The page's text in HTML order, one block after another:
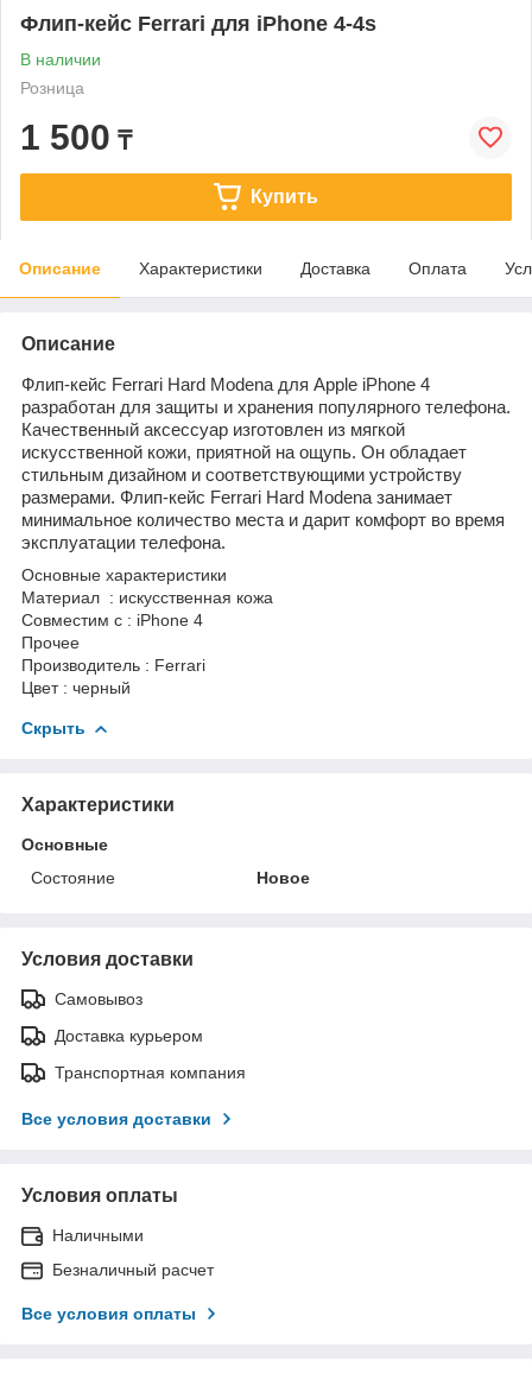
Флип-кейс Ferrari для iPhone 4-4s
В наличии
Розница
1 500 ₸
Купить
Описание Характеристики Доставка Оплата
Описание
Флип-кейс Ferrari Hard Modena для Apple iPhone 4
разработан для защиты и хранения популярного телефона.
Качественный аксессуар изготовлен из мягкой
искусственной кожи, приятной на ощупь. Он обладает
стильным дизайном и соответствующими устройству
размерами. Флип-кейс Ferrari Hard Modena занимает
минимальное количество места и дарит комфорт во время
эксплуатации телефона.
Основные характеристики
Материал : искусственная кожа
Совместим с : iPhone 4
Прочее
Производитель : Ferrari
Цвет : черный
Скрыть
Характеристики
Основные
Состояние
Новое
Условия доставки
Самовывоз
Доставка курьером
Транспортная компания
Все условия доставки
Условия оплаты
Наличными
Безналичный расчет
Все условия оплаты